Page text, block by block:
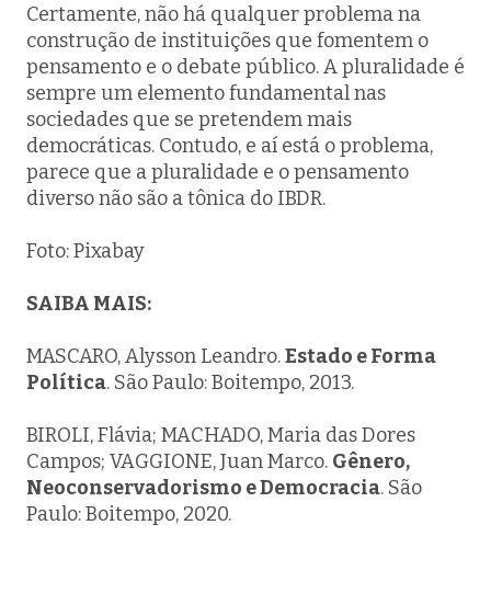
Certamente, não há qualquer problema na
construção de instituições que fomentem o
pensamento e o debate público. A pluralidade é
sempre um elemento fundamental nas
sociedades que se pretendem mais
democráticas. Contudo, e aí está o problema,
parece que a pluralidade e o pensamento
diverso não são a tônica do IBDR.
Foto: Pixabay
SAIBA MAIS:
MASCARO, Alysson Leandro.Estado e Forma
Política. São Paulo: Boitempo, 2013.
BIROLI, Flávia; MACHADO, Maria das Dores
Campos; VAGGIONE, Juan Marco. Gênero,
Neoconservadorismo e Democracia. São
Paulo: Boitempo, 2020.